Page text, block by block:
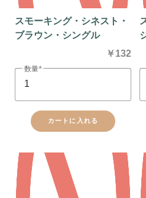
スモーキング・シネスト・
ブラウン・シングル
￥132
数量
カートに入れる